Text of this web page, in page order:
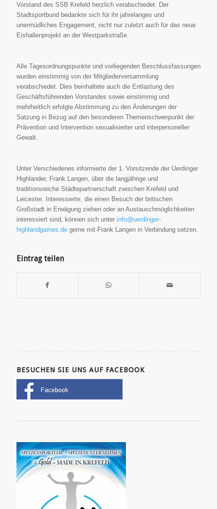
Vorstand des SSB Krefeld herzlich verabschiedet. Der
Stadtsportbund bedankte sich für ihr jahrelanges und
unermüdliches Engagement, nicht nur zuletzt auch für das neue
Eishallenprojekt an der Westparkstraße.
Alle Tagesordnungspunkte und vorliegenden Beschlussfassungen
wurden einstimmig von der Mitgliederversammlung
verabschiedet. Dies beinhaltete auch die Entlastung des
Geschäftsführenden Vorstandes sowie einstimmig und
mehrheitlich erfolgte Abstimmung zu den Änderungen der
Satzung in Bezug auf den besonderen Themenschwerpunkt der
Prävention und Intervention sexualisierter und interpersoneller
Gewalt.
Unter Verschiedenes informierte der 1. Vorsitzende der Uerdinger
Highlander, Frank Langen, über die langjährige und
traditionsreiche Städtepartnerschaft zwischen Krefeld und
Leicester. Interessierte, die einen Besuch der britischen
Großstadt in Erwägung ziehen oder an Austauschmöglichkeiten
interessiert sind, können sich unter info@uerdinger-
highlandgames.degerne mit Frank Langen in Verbindung setzen.
Eintrag teilen
BESUCHEN SIE UNS AUF FACEBOOK